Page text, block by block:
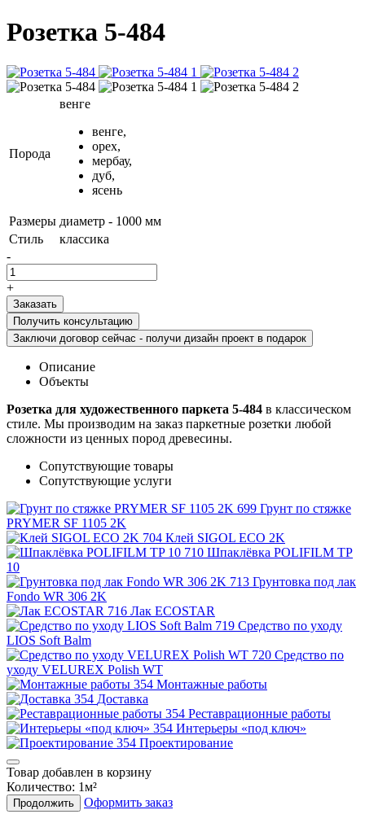
Розетка 5-484
Порода
венге
венге,
орех,
мербау,
дуб,
ясень
Размеры диаметр - 1000 мм
Стиль
классика
-
+
Получить консультацию
Заключи договор сейчас - получи дизайн проект в подарок
Описание
Объекты
Розетка для художественного паркета 5-484 в классическом
стиле. Мы производим на заказ паркетные розетки любой
сложности из ценных пород древесины.
Сопутствующие товары
Сопутствующие услуги
Грунт по стяжке
PRYMER SF 1105 2K
Клей SIGOL ECO 2K
Шпаклёвка POLIFILM TP
10
Грунтовка под лак
Fondo WR 306 2K
Лак ECOSTAR
Средство по уходу
LIOS Soft Balm
Средство по
уходу VELUREX Polish WT
Монтажные работы
Доставка
Реставрационные работы
Интерьеры «под ключ»
Проектирование
Товар добавлен в корзину
Количество: 1м²
Продолжить Оформить заказ